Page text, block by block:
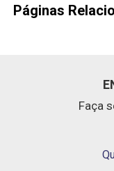
Páginas
Faça